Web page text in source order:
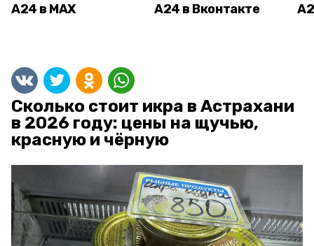
А24 в MAX А24 в Вконтакте
Сколько стоит икра в Астрахани
в 2026 году: цены на щучью,
красную и чёрную